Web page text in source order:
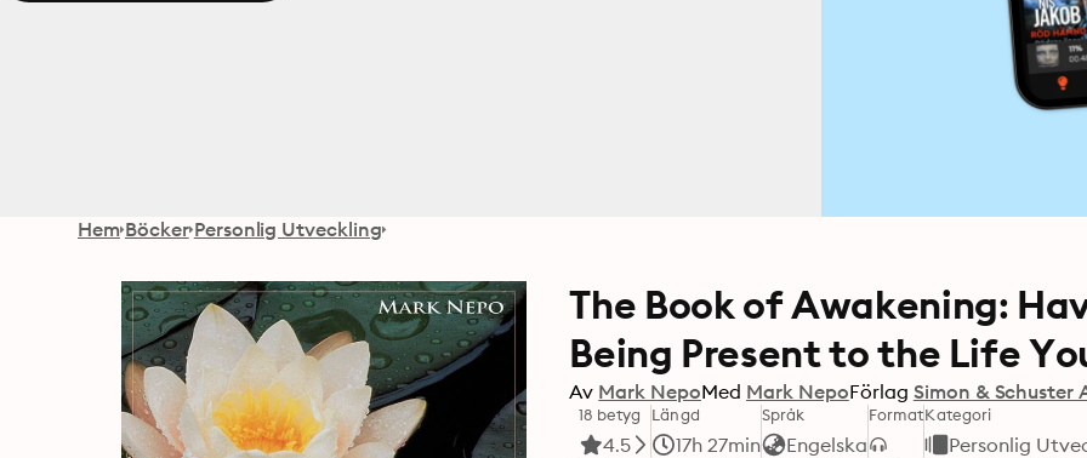
Hem Böcker Personlig Utveckling
The Book of Awakening:
Being Present to the Life
Av Mark NepoMed Mark NepoFörlag Simon & Schuster
18 betyg
4.5
Längd
17h 27min
Språk
Engelska
FormatKategori
Personlig